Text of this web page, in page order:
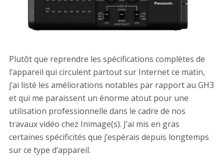
Plutôt que reprendre les spécifications complètes de
l’appareil qui circulent partout sur Internet ce matin,
j’ai listé les améliorations notables par rapport au GH3
et qui me paraissent un énorme atout pour une
utilisation professionnelle dans le cadre de nos
travaux vidéo chez Inimage(s). J’ai mis en gras
certaines spécificités que j’espérais depuis longtemps
sur ce type d’appareil.